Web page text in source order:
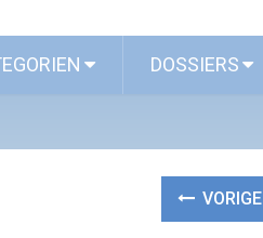
DOSSIERS
VORIGE